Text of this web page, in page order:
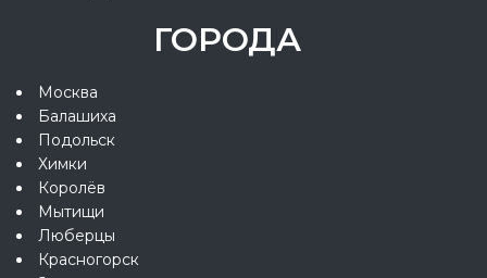
ГОРОДА
Москва
Балашиха
Подольск
Химки
Королёв
Мытищи
Люберцы
Красногорск